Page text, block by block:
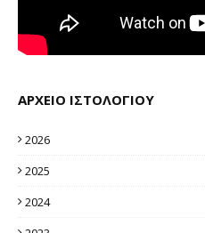
ΑΡΧΕΙΟ ΙΣΤΟΛΟΓΙΟΥ
2026
2025
2024